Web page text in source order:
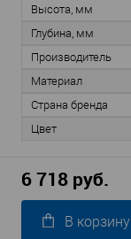
Высота, мм
Глубина, мм
Производитель
Материал
Страна бренда
Цвет
6 718 руб.
В корзину